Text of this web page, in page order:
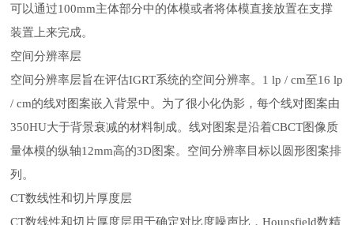
可以通过100mm主体部分中的体模或者将体模直接放置在支撑
装置上来完成。
空间分辨率层
空间分辨率层旨在评估IGRT系统的空间分辨率。1 lp / cm至16 lp
/ cm的线对图案嵌入背景中。为了很小化伪影，每个线对图案由
350HU大于背景衰减的材料制成。线对图案是沿着CBCT图像质
量体模的纵轴12mm高的3D图案。空间分辨率目标以圆形图案排
列。
CT数线性和切片厚度层
CT数线性和切片厚度层用于确定对比度噪声比，Hounsfield数精